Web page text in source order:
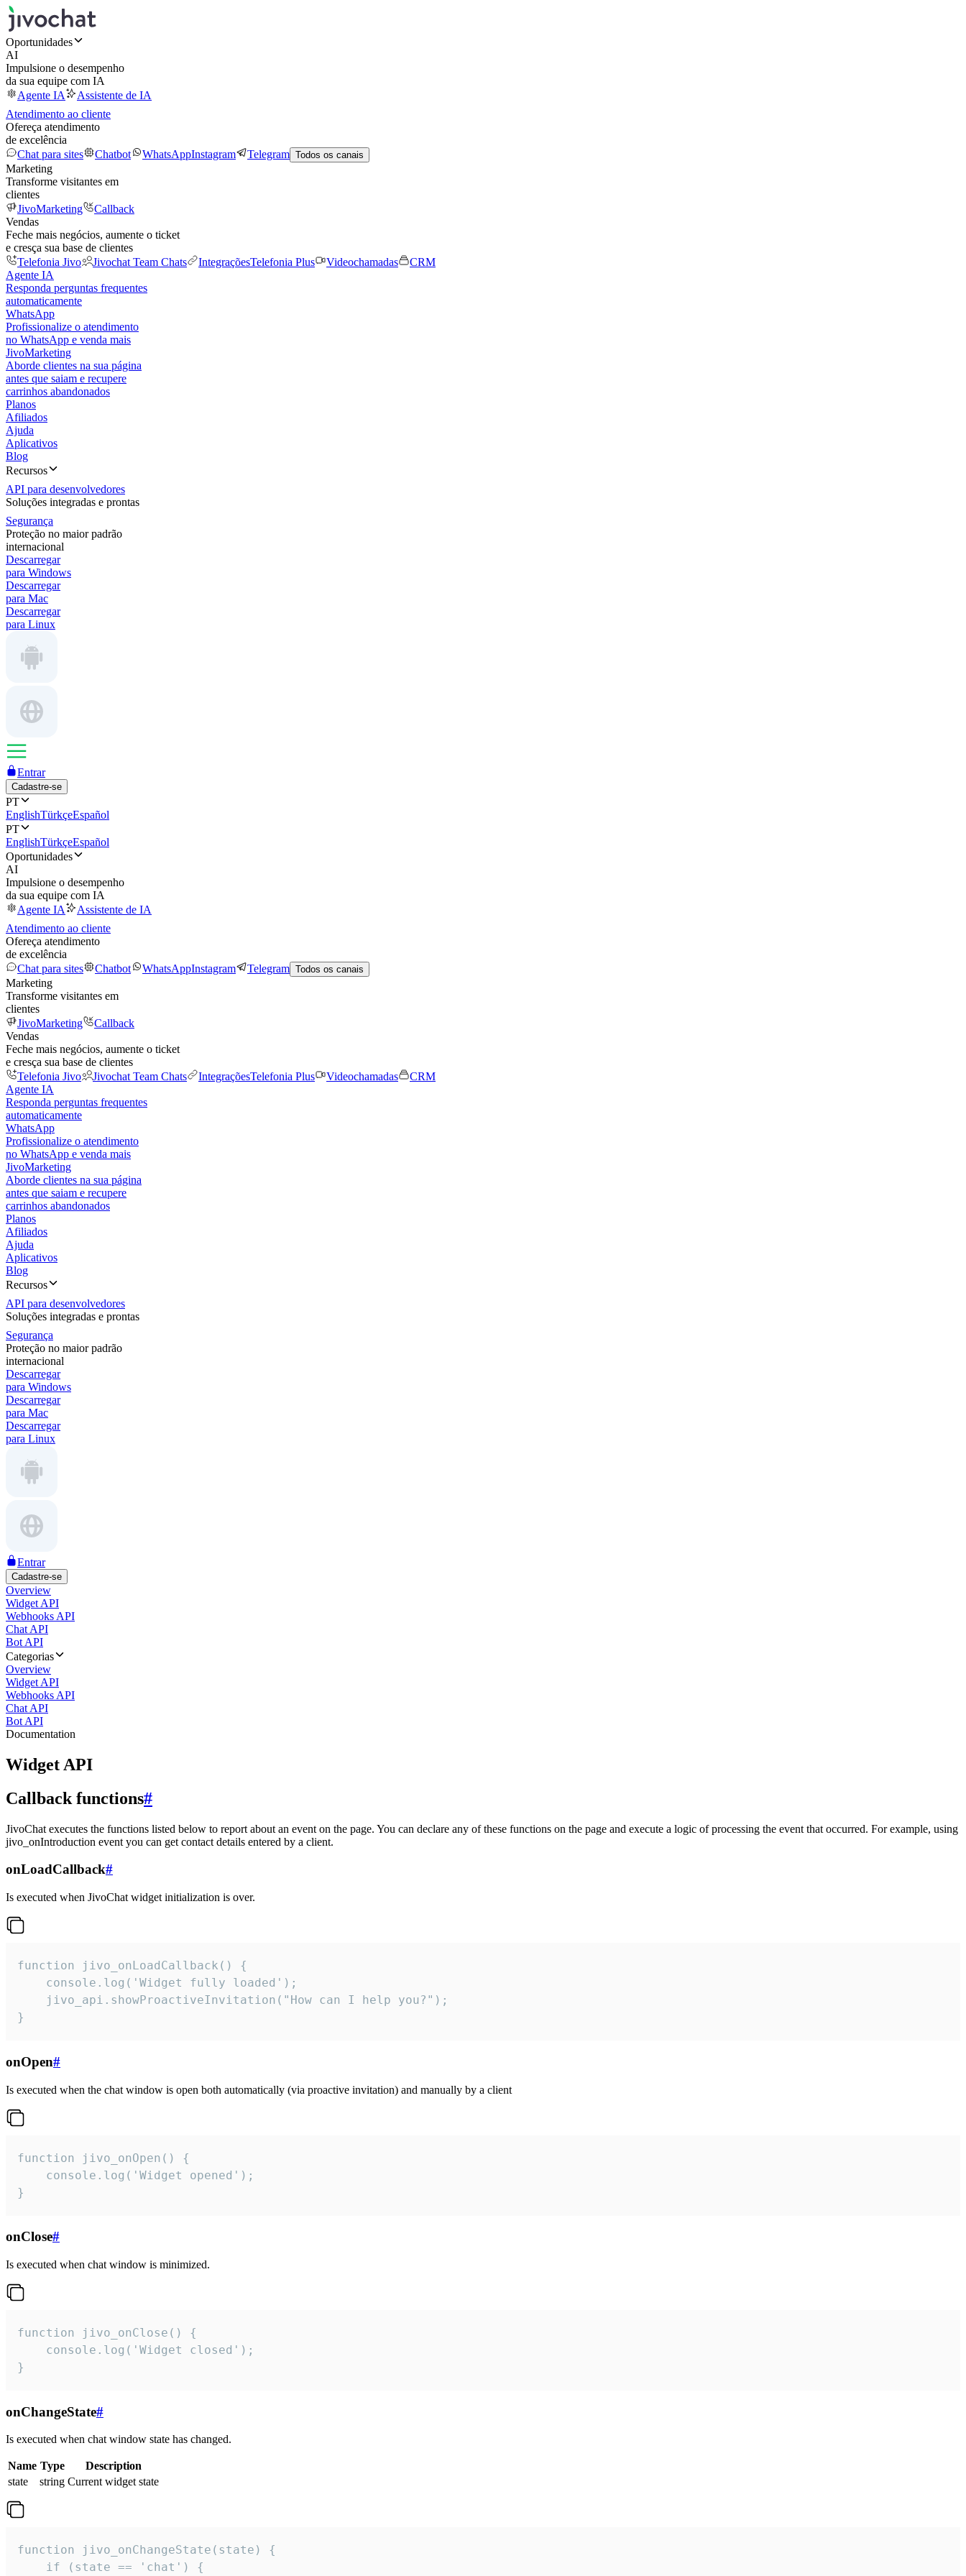
Oportunidades
AI
Impulsione o desempenho
da sua equipe com IA
Agente IA
Assistente de IA
Atendimento ao cliente
Ofereça atendimento
de excelência
Chat para sites
Chatbot WhatsAppInstagram Telegram Todos os canais
Marketing
Transforme visitantes em
clientes
JivoMarketing
Callback
Vendas
Feche mais negócios, aumente o ticket
e cresça sua base de clientes
Telefonia Jivo
Jivochat Team Chats IntegraçõesTelefonia Plus Videochamadas
CRM
Agente IA
Responda perguntas frequentes
automaticamente
WhatsApp
Profissionalize o atendimento
no WhatsApp e venda mais
JivoMarketing
Aborde clientes na sua página
antes que saiam e recupere
carrinhos abandonados
Planos
Afiliados
Ajuda
Aplicativos
Blog
Recursos
API para desenvolvedores
Soluções integradas e prontas
Segurança
Proteção no maior padrão
internacional
Descarregar
para Windows
Descarregar
para Mac
Descarregar
para Linux
Entrar
Cadastre-se
PT
EnglishTürkçeEspañol
PT
EnglishTürkçeEspañol
Oportunidades
AI
Impulsione o desempenho
da sua equipe com IA
Agente IA
Assistente de IA
Atendimento ao cliente
Ofereça atendimento
de excelência
Chat para sites
Chatbot WhatsAppInstagram Telegram Todos os canais
Marketing
Transforme visitantes em
clientes
JivoMarketing
Callback
Vendas
Feche mais negócios, aumente o ticket
e cresça sua base de clientes
Telefonia Jivo
Jivochat Team Chats IntegraçõesTelefonia Plus Videochamadas
CRM
Agente IA
Responda perguntas frequentes
automaticamente
WhatsApp
Profissionalize o atendimento
no WhatsApp e venda mais
JivoMarketing
Aborde clientes na sua página
antes que saiam e recupere
carrinhos abandonados
Planos
Afiliados
Ajuda
Aplicativos
Blog
Recursos
API para desenvolvedores
Soluções integradas e prontas
Segurança
Proteção no maior padrão
internacional
Descarregar
para Windows
Descarregar
para Mac
Descarregar
para Linux
Entrar
Cadastre-se
Overview
Widget API
Webhooks API
Chat API
Bot API
Categorias
Overview
Widget API
Webhooks API
Chat API
Bot API
Documentation
Widget API
Callback functions#
JivoChat executes the functions listed below to report about an event on the page. You can declare any of these functions on the page and execute a logic of processing the event that occurred. For example, using
jivo_onIntroduction event you can get contact details entered by a client.
onLoadCallback#
Is executed when JivoChat widget initialization is over.
function jivo_onLoadCallback() {
    console.log('Widget fully loaded');
    jivo_api.showProactiveInvitation("How can I help you?");
}
onOpen#
Is executed when the chat window is open both automatically (via proactive invitation) and manually by a client
function jivo_onOpen() {
    console.log('Widget opened');
}
onClose#
Is executed when chat window is minimized.
function jivo_onClose() {
    console.log('Widget closed');
}
onChangeState#
Is executed when chat window state has changed.
Name Type
Description
state
string Current widget state
function jivo_onChangeState(state) {
    if (state == 'chat') {